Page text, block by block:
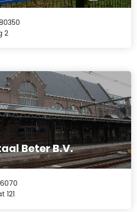
2
Beter B.V.
121